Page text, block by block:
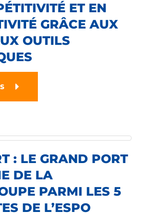
ET EN
GRÂCE AUX
OUTILS
: LE GRAND PORT
DE LA
PARMI LES 5
DE L’ESPO